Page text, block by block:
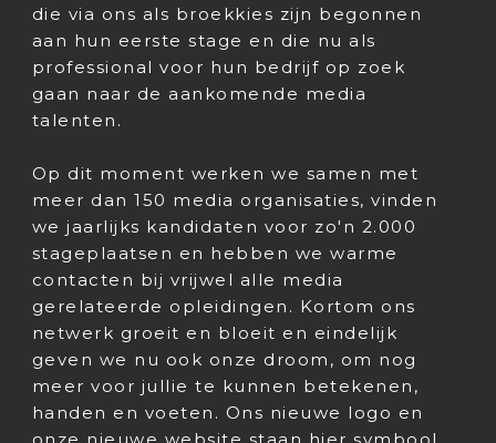
die via ons als broekkies zijn begonnen
aan hun eerste stage en die nu als
professional voor hun bedrijf op zoek
gaan naar de aankomende media
talenten.
Op dit moment werken we samen met
meer dan 150 media organisaties, vinden
we jaarlijks kandidaten voor zo'n 2.000
stageplaatsen en hebben we warme
contacten bij vrijwel alle media
gerelateerde opleidingen. Kortom ons
netwerk groeit en bloeit en eindelijk
geven we nu ook onze droom, om nog
meer voor jullie te kunnen betekenen,
handen en voeten. Ons nieuwe logo en